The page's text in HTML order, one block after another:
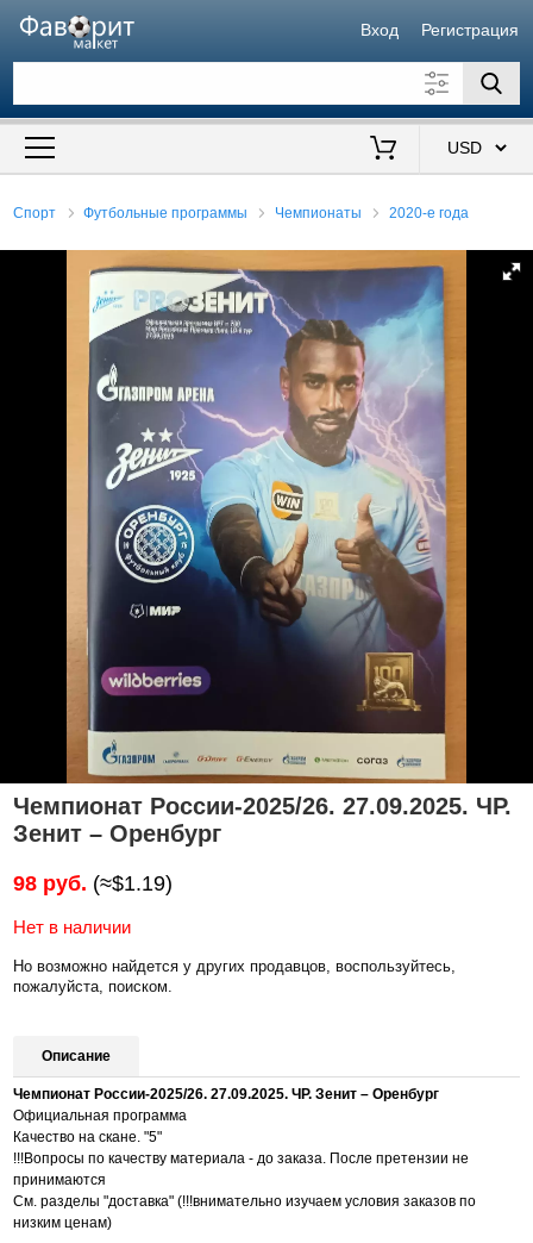
Вход Регистрация
Искать также в описании
Спорт Футбольные программы Чемпионаты 2020-е года
Чемпионат России-2025/26. 27.09.2025. ЧР.
Зенит – Оренбург
98 руб. (≈$1.19)
Нет в наличии
Но возможно найдется у других продавцов, воспользуйтесь,
пожалуйста, поиском.
Описание
Чемпионат России-2025/26. 27.09.2025. ЧР. Зенит – Оренбург
Официальная программа
Качество на скане. "5"
!!!Вопросы по качеству материала - до заказа. После претензии не
принимаются
См. разделы "доставка" (!!!внимательно изучаем условия заказов по
низким ценам)